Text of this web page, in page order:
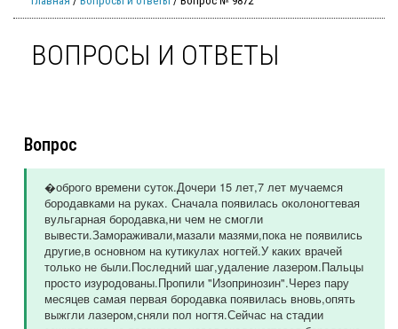
ВОПРОСЫ И ОТВЕТЫ
Вопрос
�оброго времени суток.Дочери 15 лет,7 лет мучаемся
бородавками на руках. Сначала появилась околоногтевая
вульгарная бородавка,ни чем не смогли
вывести.Замораживали,мазали мазями,пока не появились
другие,в основном на кутикулах ногтей.У каких врачей
только не были.Последний шаг,удаление лазером.Пальцы
просто изуродованы.Пропили "Изопринозин".Через пару
месяцев самая первая бородавка появилась вновь,опять
выжгли лазером,сняли пол ногтя.Сейчас на стадии